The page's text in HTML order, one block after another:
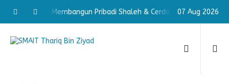
Membangun Pribadi Shaleh & Cerdas Membangun
07 Aug 2026